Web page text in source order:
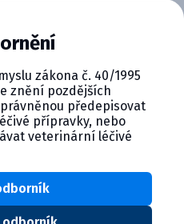
KTERÁ
programu
exkluzivní výhody pro
Cymedica
služby
zákona č. 40/1995
znění pozdějších
předepisovat
přípravky, nebo
veterinární léčivé